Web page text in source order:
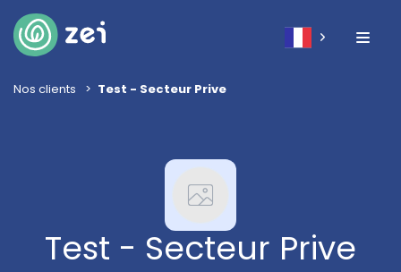
Nos clients Test - Secteur Prive
Test - Secteur Prive